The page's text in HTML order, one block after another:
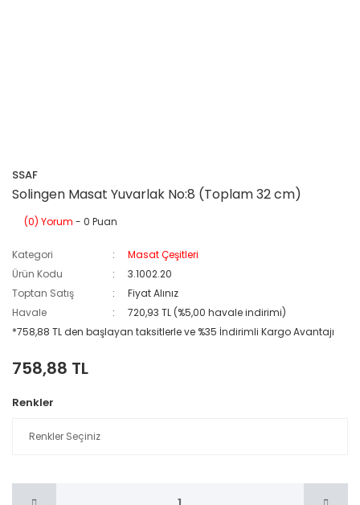
SSAF
Solingen Masat Yuvarlak No:8 (Toplam 32 cm)
(0) Yorum - 0 Puan
Kategori
Masat Çeşitleri
Ürün Kodu
3.1002.20
Toptan Satış
Fiyat Alınız
Havale
720,93 TL (%5,00 havale indirimi)
*758,88 TL den başlayan taksitlerle ve %35 İndirimli Kargo Avantajı
758,88 TL
Renkler